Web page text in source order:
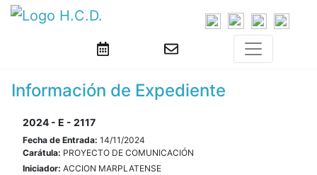
Información de Expediente
2024 - E - 2117
Fecha de Entrada: 14/11/2024
Carátula: PROYECTO DE COMUNICACIÓN
Iniciador: ACCION MARPLATENSE